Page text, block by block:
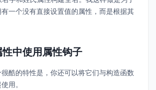
一个没有直接设置值的属性，而是根据其
中使用属性钩子
酷的特性是，你还可以将它们与构造函数
用。